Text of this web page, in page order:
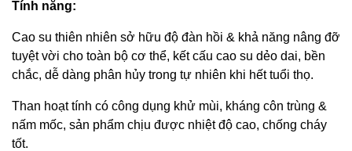
Tính năng:
Cao su thiên nhiên sở hữu độ đàn hồi & khả năng nâng đỡ
tuyệt vời cho toàn bộ cơ thể, kết cấu cao su dẻo dai, bền
chắc, dễ dàng phân hủy trong tự nhiên khi hết tuổi thọ.
Than hoạt tính có công dụng khử mùi, kháng côn trùng &
nấm mốc, sản phẩm chịu được nhiệt độ cao, chống cháy
tốt.